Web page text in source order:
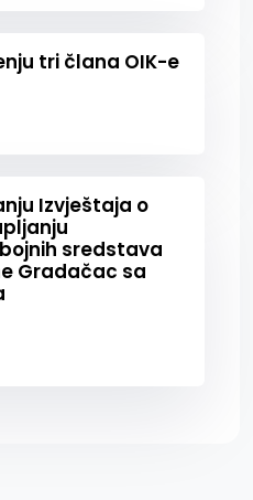
tri člana OIK-e
Izvještaja o
sredstava
Gradačac sa